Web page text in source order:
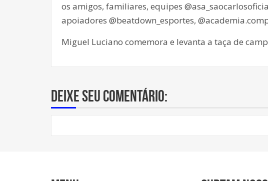
os amigos, familiares, equipes
apoiadores @beatdown_esportes,
Miguel Luciano comemora e levanta a taça de
Deixe seu comentário: